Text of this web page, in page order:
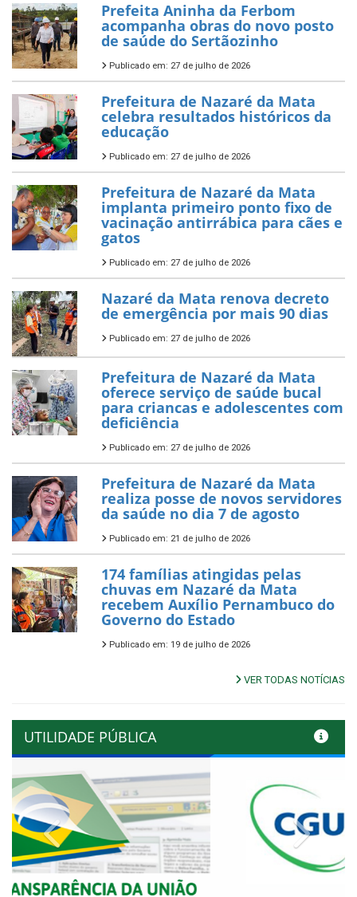
Prefeita Aninha da Ferbom
acompanha obras do novo posto
de saúde do Sertãozinho
Publicado em: 27 de julho de 2026
Prefeitura de Nazaré da Mata
celebra resultados históricos da
educação
Publicado em: 27 de julho de 2026
Prefeitura de Nazaré da Mata
implanta primeiro ponto fixo de
vacinação antirrábica para cães e
gatos
Publicado em: 27 de julho de 2026
Nazaré da Mata renova decreto
de emergência por mais 90 dias
Publicado em: 27 de julho de 2026
Prefeitura de Nazaré da Mata
oferece serviço de saúde bucal
para criancas e adolescentes com
deficiência
Publicado em: 27 de julho de 2026
Prefeitura de Nazaré da Mata
realiza posse de novos servidores
da saúde no dia 7 de agosto
Publicado em: 21 de julho de 2026
174 famílias atingidas pelas
chuvas em Nazaré da Mata
recebem Auxílio Pernambuco do
Governo do Estado
Publicado em: 19 de julho de 2026
VER TODAS NOTÍCIAS
UTILIDADE PÚBLICA
Previous Next